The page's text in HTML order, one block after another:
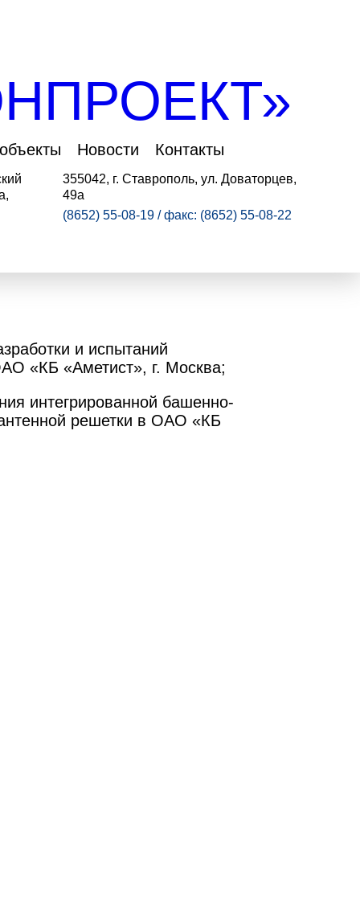
Новости Контакты
355042, г. Ставрополь, ул. Доваторцев,
49а
(8652) 55-08-19 / факс: (8652) 55-08-22
и испытаний
«КБ «Аметист», г. Москва;
интегрированной башенно-
решетки в ОАО «КБ